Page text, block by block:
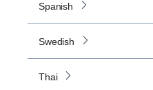
Spanish
Swedish
Thai